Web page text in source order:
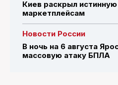
Киев раскрыл
маркетплейсам
Новости России
В ночь на 6 августа
массовую атаку БПЛА